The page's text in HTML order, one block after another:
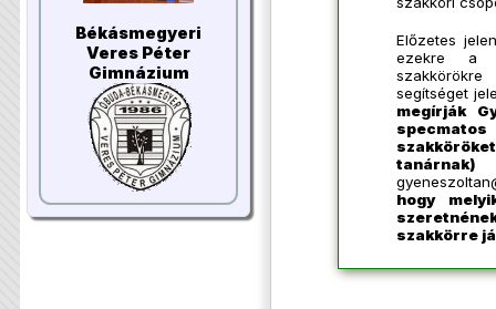
Békásmegyeri
Veres Péter
Gimnázium
Előzetes
ezekre a
segítséget
megírják
hogy
szakkörre